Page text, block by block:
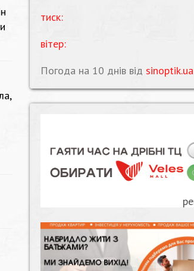
тиск:
вітер:
Погода на 10 днів від sinoptik.ua